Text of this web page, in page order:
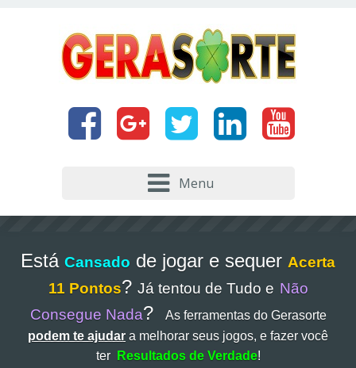
Menu
Está Cansado de jogar e sequer Acerta
11 Pontos? Já tentou de Tudo e Não
Consegue Nada?
As ferramentas do Gerasorte
podem te ajudar a melhorar seus jogos, e fazer você
ter
Resultados de Verdade!